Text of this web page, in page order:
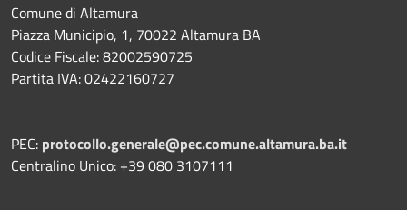
Comune di Altamura
Piazza Municipio, 1, 70022 Altamura BA
Codice Fiscale: 82002590725
Partita IVA: 02422160727
PEC: protocollo.generale@pec.comune.altamura.ba.it
Centralino Unico: +39 080 3107111